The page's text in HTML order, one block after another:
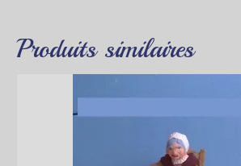
Produits similaires